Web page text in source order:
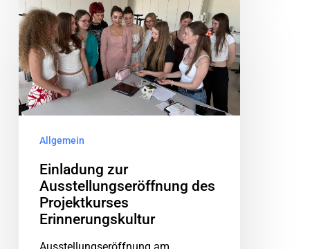
Allgemein
Einladung zur
Ausstellungseröffnung des
Projektkurses
Erinnerungskultur
Ausstellungseröffnung am